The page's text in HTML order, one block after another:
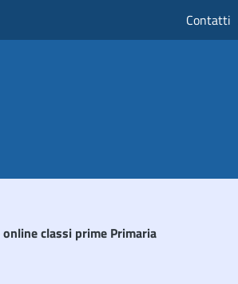
Contatti
classi prime Primaria